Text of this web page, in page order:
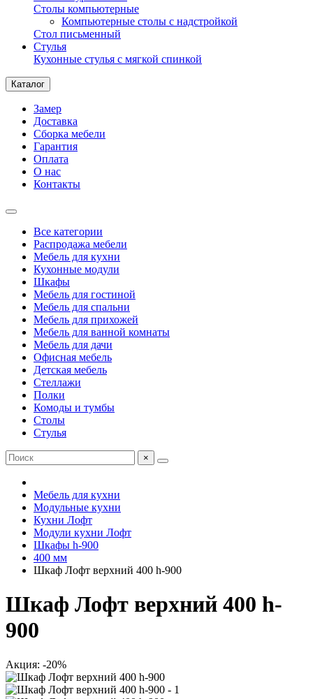
Столы компьютерные
Компьютерные столы с надстройкой
Стол письменный
Стулья
Кухонные стулья с мягкой спинкой
Каталог
Замер
Доставка
Сборка мебели
Гарантия
Оплата
О нас
Контакты
Все категории
Распродажа мебели
Мебель для кухни
Кухонные модули
Шкафы
Мебель для гостиной
Мебель для спальни
Мебель для прихожей
Мебель для ванной комнаты
Мебель для дачи
Офисная мебель
Детская мебель
Стеллажи
Полки
Комоды и тумбы
Столы
Стулья
×
Мебель для кухни
Модульные кухни
Кухни Лофт
Модули кухни Лофт
Шкафы h-900
400 мм
Шкаф Лофт верхний 400 h-900
Шкаф Лофт верхний 400 h-
900
Акция: -20%